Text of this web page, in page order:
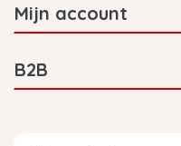
Mijn account
B2B